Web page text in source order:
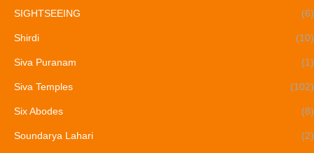
SIGHTSEEING (6)
Shirdi (10)
Siva Puranam (1)
Siva Temples (102)
Six Abodes (8)
Soundarya Lahari (2)